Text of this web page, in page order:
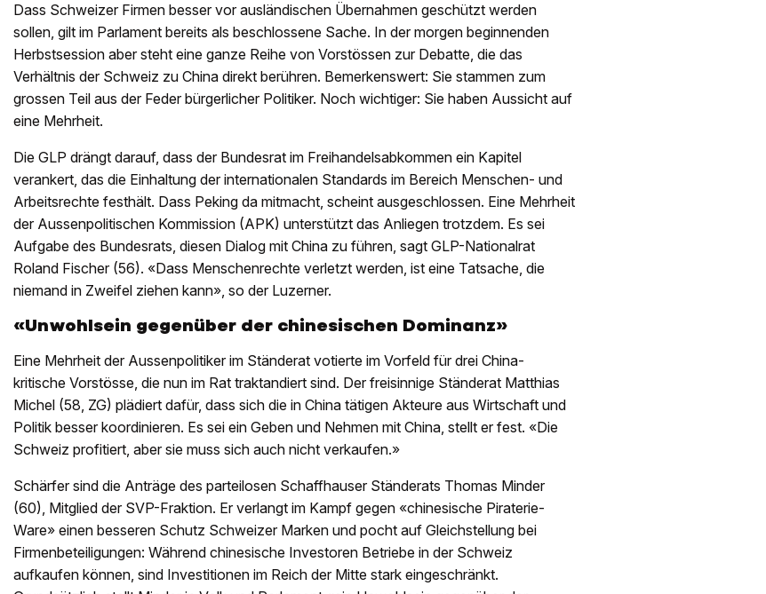
Dass Schweizer Firmen besser vor ausländischen Übernahmen geschützt werden
sollen, gilt im Parlament bereits als beschlossene Sache. In der morgen beginnenden
Herbstsession aber steht eine ganze Reihe von Vorstössen zur Debatte, die das
Verhältnis der Schweiz zu China direkt berühren. Bemerkenswert: Sie stammen zum
grossen Teil aus der Feder bürgerlicher Politiker. Noch wichtiger: Sie haben Aussicht auf
eine Mehrheit.
Die GLP drängt darauf, dass der Bundesrat im Freihandelsabkommen ein Kapitel
verankert, das die Einhaltung der internationalen Standards im Bereich Menschen- und
Arbeitsrechte festhält. Dass Peking da mitmacht, scheint ausgeschlossen. Eine Mehrheit
der Aussenpolitischen Kommission (APK) unterstützt das Anliegen trotzdem. Es sei
Aufgabe des Bundesrats, diesen Dialog mit China zu führen, sagt GLP-Nationalrat
Roland Fischer (56). «Dass Menschenrechte verletzt werden, ist eine Tatsache, die
niemand in Zweifel ziehen kann», so der Luzerner.
«Unwohlsein gegenüber der chinesischen Dominanz»
Eine Mehrheit der Aussenpolitiker im Ständerat votierte im Vorfeld für drei China-
kritische Vorstösse, die nun im Rat traktandiert sind. Der freisinnige Ständerat Matthias
Michel (58, ZG) plädiert dafür, dass sich die in China tätigen Akteure aus Wirtschaft und
Politik besser koordinieren. Es sei ein Geben und Nehmen mit China, stellt er fest. «Die
Schweiz profitiert, aber sie muss sich auch nicht verkaufen.»
Schärfer sind die Anträge des parteilosen Schaffhauser Ständerats Thomas Minder
(60), Mitglied der SVP-Fraktion. Er verlangt im Kampf gegen «chinesische Piraterie-
Ware» einen besseren Schutz Schweizer Marken und pocht auf Gleichstellung bei
Firmenbeteiligungen: Während chinesische Investoren Betriebe in der Schweiz
aufkaufen können, sind Investitionen im Reich der Mitte stark eingeschränkt.